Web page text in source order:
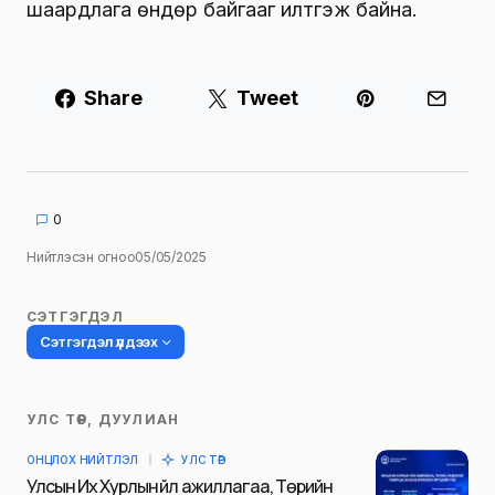
шаардлага өндөр байгааг илтгэж байна.
Share Tweet
0
Нийтлэсэн огноо05/05/2025
СЭТГЭГДЭЛ
Сэтгэгдэл үлдээх
Таны имэйл хаягийг нийтлэхгүй.
УЛС ТӨР, ДУУЛИАН
ОНЦЛОХ НИЙТЛЭЛ УЛС ТӨР
Улсын Их Хурлын үйл ажиллагаа, Төрийн